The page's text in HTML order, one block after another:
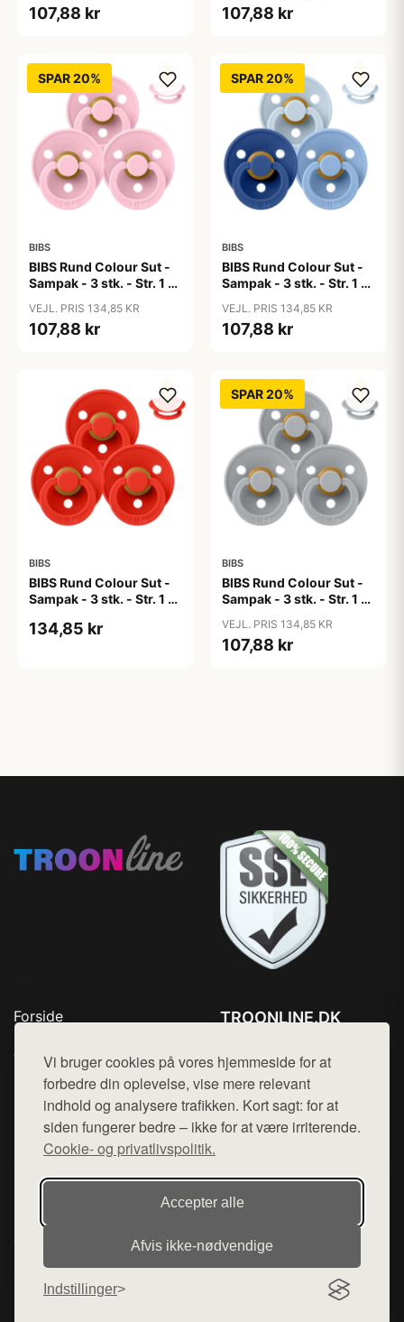
Vi bruger cookies på vores hjemmeside for at
forbedre din oplevelse, vise mere relevant
indhold og analysere trafikken. Kort sagt: for at
siden fungerer bedre – ikke for at være irriterende.
Cookie- og privatlivspolitik.
Accepter alle
Afvis ikke‑nødvendige
Indstillinger
107,88 kr 107,88 kr
SPAR 20%
BIBS
BIBS Rund Colour Sut -
Sampak - 3 stk. - Str. 1 -
VEJL. PRIS 134,85 KR
107,88 kr
SPAR 20%
BIBS
BIBS Rund Colour Sut -
Sampak - 3 stk. - Str. 1 -
VEJL. PRIS 134,85 KR
107,88 kr
BIBS
BIBS Rund Colour Sut -
Sampak - 3 stk. - Str. 1 -
134,85 kr
SPAR 20%
BIBS
BIBS Rund Colour Sut -
Sampak - 3 stk. - Str. 1 -
VEJL. PRIS 134,85 KR
107,88 kr
Forside
Top Rabatter
Blog
Kontakt
TROONLINE.DK
Mail: hej@want.dk
Cookie- og privatlivspolitik
Denne side er en del af want.dk, der udgiver en række
hjemmesider med præsentation af forskellige produkter fra
diverse webshops. Der sælges ikke varer fra denne side - vi
henviser til de shops, som sælger varen. Vi har heller ikke
varerne på lager.